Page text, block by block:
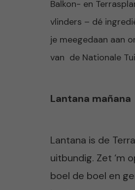
Balkon- en
vlinders – dé
je meegedaan aan
van de Nationale
Lantana mañana
Lantana is de
uitbundig. Zet ‘m
boel de boel en